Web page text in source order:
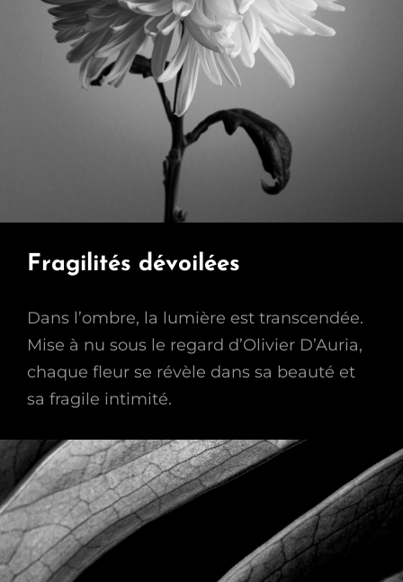
Fragilités dévoilées
Dans l’ombre, la lumière est transcendée.
Mise à nu sous le regard d’Olivier D’Auria,
chaque fleur se révèle dans sa beauté et
sa fragile intimité.